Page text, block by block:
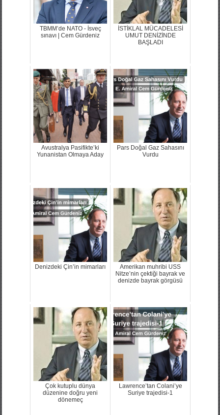
TBMM’de NATO - İsveç
sınavı | Cem Gürdeniz
İSTİKLAL MÜCADELESİ
UMUT DENİZİNDE
BAŞLADI
Avustralya Pasifikte’ki
Yunanistan Olmaya Aday
Pars Doğal Gaz Sahasını
Vurdu
Denizdeki Çin’in mimarları
Amerikan muhribi USS
Nitze’nin çektiği bayrak ve
denizde bayrak görgüsü
Çok kutuplu dünya
düzenine doğru yeni
dönemeç
Lawrence’tan Colani’ye
Suriye trajedisi-1